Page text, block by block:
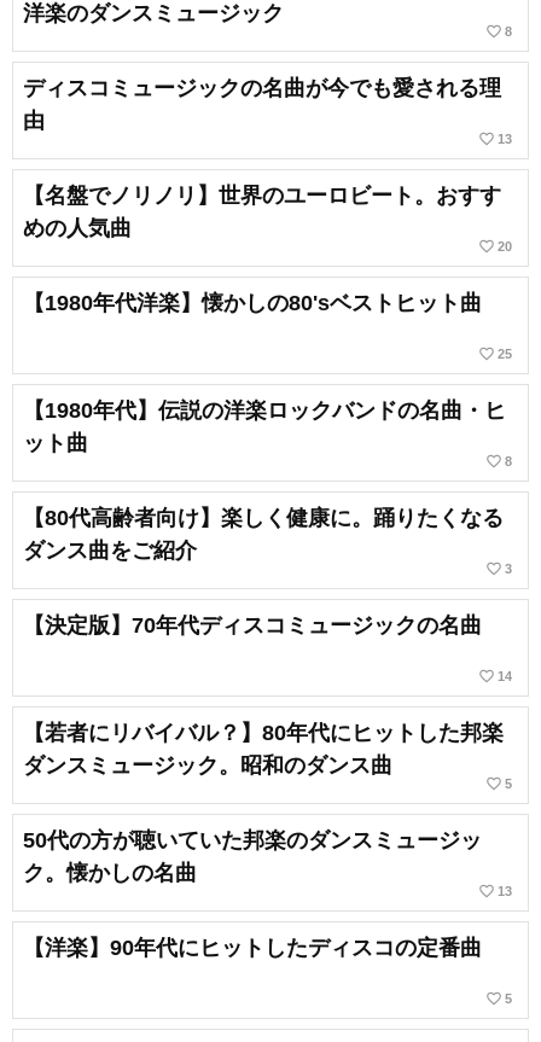
洋楽のダンスミュージック
favorite_border 8
ディスコミュージックの名曲が今でも愛される理
由
favorite_border 13
【名盤でノリノリ】世界のユーロビート。おすす
めの人気曲
favorite_border 20
【1980年代洋楽】懐かしの80'sベストヒット曲
favorite_border 25
【1980年代】伝説の洋楽ロックバンドの名曲・ヒ
ット曲
favorite_border 8
【80代高齢者向け】楽しく健康に。踊りたくなる
ダンス曲をご紹介
favorite_border 3
【決定版】70年代ディスコミュージックの名曲
favorite_border 14
【若者にリバイバル？】80年代にヒットした邦楽
ダンスミュージック。昭和のダンス曲
favorite_border 5
50代の方が聴いていた邦楽のダンスミュージッ
ク。懐かしの名曲
favorite_border 13
【洋楽】90年代にヒットしたディスコの定番曲
favorite_border 5